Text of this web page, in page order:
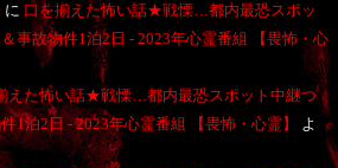
に 口を揃えた怖い話★戦慄…都内最恐スポッ
事故物件1泊2日 - 2023年心霊番組 【畏怖・心
えた怖い話★戦慄…都内最恐スポット中継つ
1泊2日 - 2023年心霊番組 【畏怖・心霊】
よ